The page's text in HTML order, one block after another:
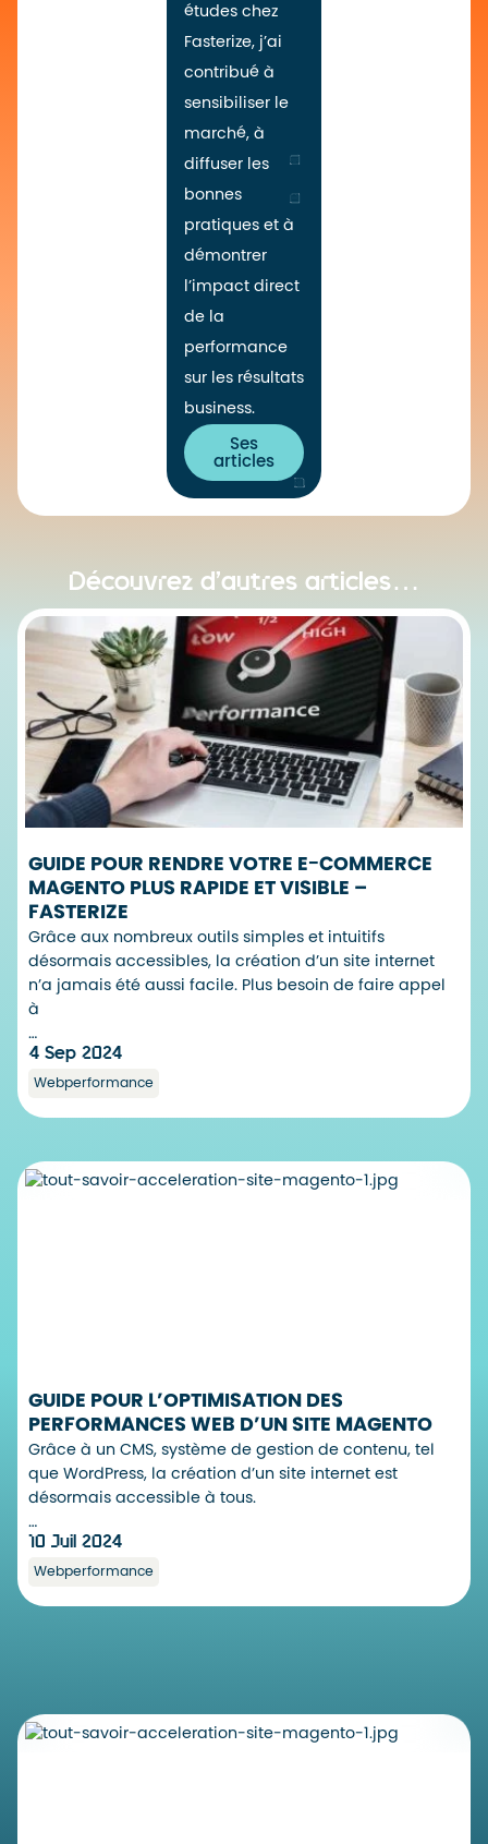
études chez
Fasterize, j’ai
contribué à
sensibiliser le
marché, à
diffuser les
bonnes
pratiques et à
démontrer
l’impact direct
de la
performance
sur les résultats
business.
Ses
articles
Découvrez d’autres articles…
GUIDE POUR RENDRE VOTRE E-COMMERCE
MAGENTO PLUS RAPIDE ET VISIBLE –
FASTERIZE
Grâce aux nombreux outils simples et intuitifs
désormais accessibles, la création d’un site internet
n’a jamais été aussi facile. Plus besoin de faire appel
à
…
4 Sep 2024
Webperformance
GUIDE POUR L’OPTIMISATION DES
PERFORMANCES WEB D’UN SITE MAGENTO
Grâce à un CMS, système de gestion de contenu, tel
que WordPress, la création d’un site internet est
désormais accessible à tous.
…
10 Juil 2024
Webperformance